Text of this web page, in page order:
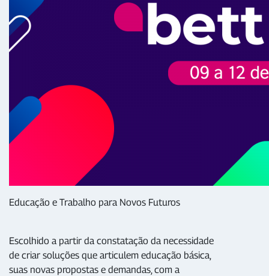
Educação e Trabalho para Novos Futuros
Escolhido a partir da constatação da necessidade
de criar soluções que articulem educação básica,
suas novas propostas e demandas, com a